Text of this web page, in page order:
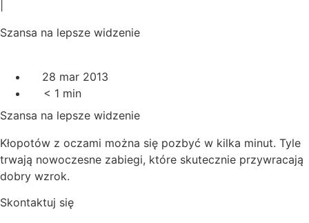
Szansa na lepsze widzenie
28 mar 2013
< 1 min
Szansa na lepsze widzenie
Kłopotów z oczami można się pozbyć w kilka minut. Tyle
trwają nowoczesne zabiegi, które skutecznie przywracają
dobry wzrok.
Skontaktuj się